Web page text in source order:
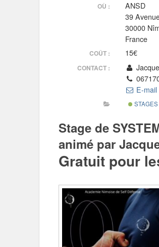
OÙ :
ANSD
39
30000
France
COÛT : 15€
CONTACT :
E-mail
Stage de
animé par
Gratuit pour